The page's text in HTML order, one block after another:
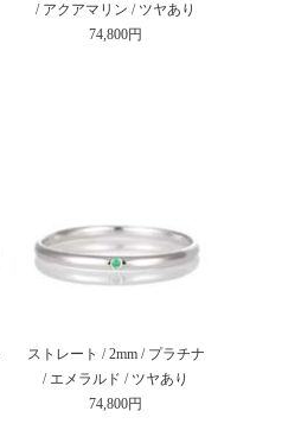
/ アクアマリン / ツヤあり
74,800円
ストレート / 2mm / プラチナ
/ エメラルド / ツヤあり
74,800円